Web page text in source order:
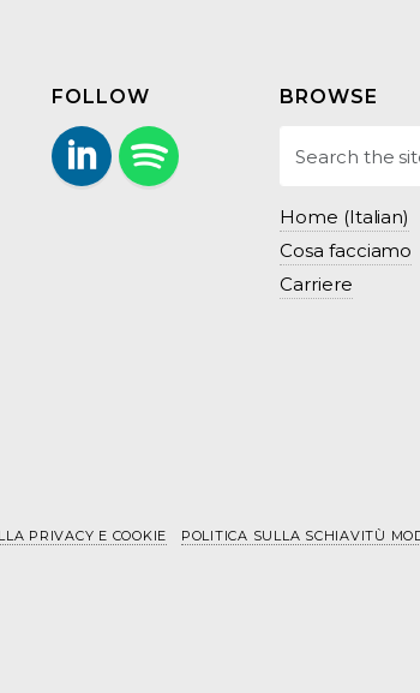
FOLLOW
Follow us on Spotify.
BROWSE
Home (Italian)
Cosa facciamo
Carriere
PRIVACY E COOKIE
POLITICA SULLA SCHIAVITÙ